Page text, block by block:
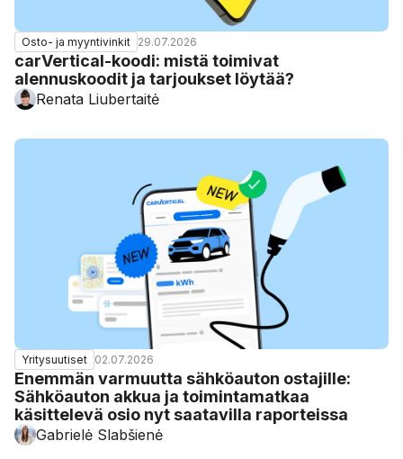
Osto- ja myyntivinkit 29.07.2026
carVertical-koodi: mistä toimivat
alennuskoodit ja tarjoukset löytää?
Renata Liubertaitė
Yritysuutiset 02.07.2026
Enemmän varmuutta sähköauton ostajille:
Sähköauton akkua ja toimintamatkaa
käsittelevä osio nyt saatavilla raporteissa
Gabrielė Slabšienė